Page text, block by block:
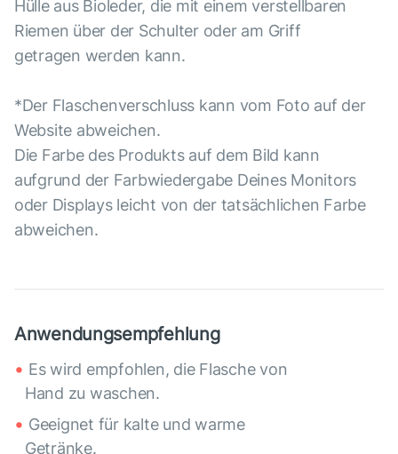
Hülle aus Bioleder, die mit einem verstellbaren
Riemen über der Schulter oder am Griff
getragen werden kann.
*Der Flaschenverschluss kann vom Foto auf der
Website abweichen.
Die Farbe des Produkts auf dem Bild kann
aufgrund der Farbwiedergabe Deines Monitors
oder Displays leicht von der tatsächlichen Farbe
abweichen.
Anwendungsempfehlung
Es wird empfohlen, die Flasche von
Hand zu waschen.
Geeignet für kalte und warme
Getränke.